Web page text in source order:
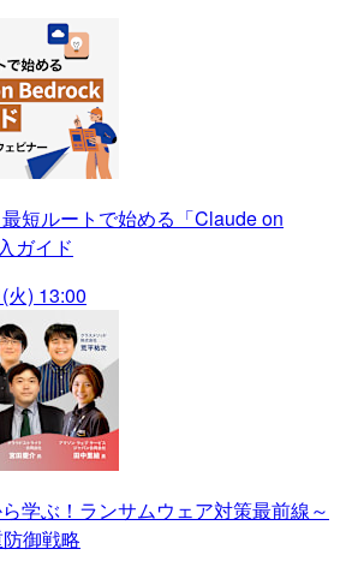
最短ルートで始める「Claude on
ガイド
火) 13:00
学ぶ！ランサムウェア対策最前線～
御戦略